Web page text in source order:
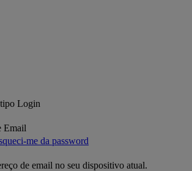
Login
Email
me da password
de email no seu dispositivo atual.